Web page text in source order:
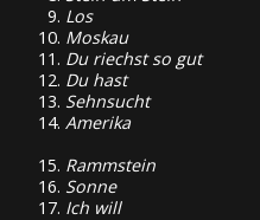
Los
Moskau
Du riechst so gut
Du hast
Sehnsucht
Amerika
Rammstein
Sonne
Ich will